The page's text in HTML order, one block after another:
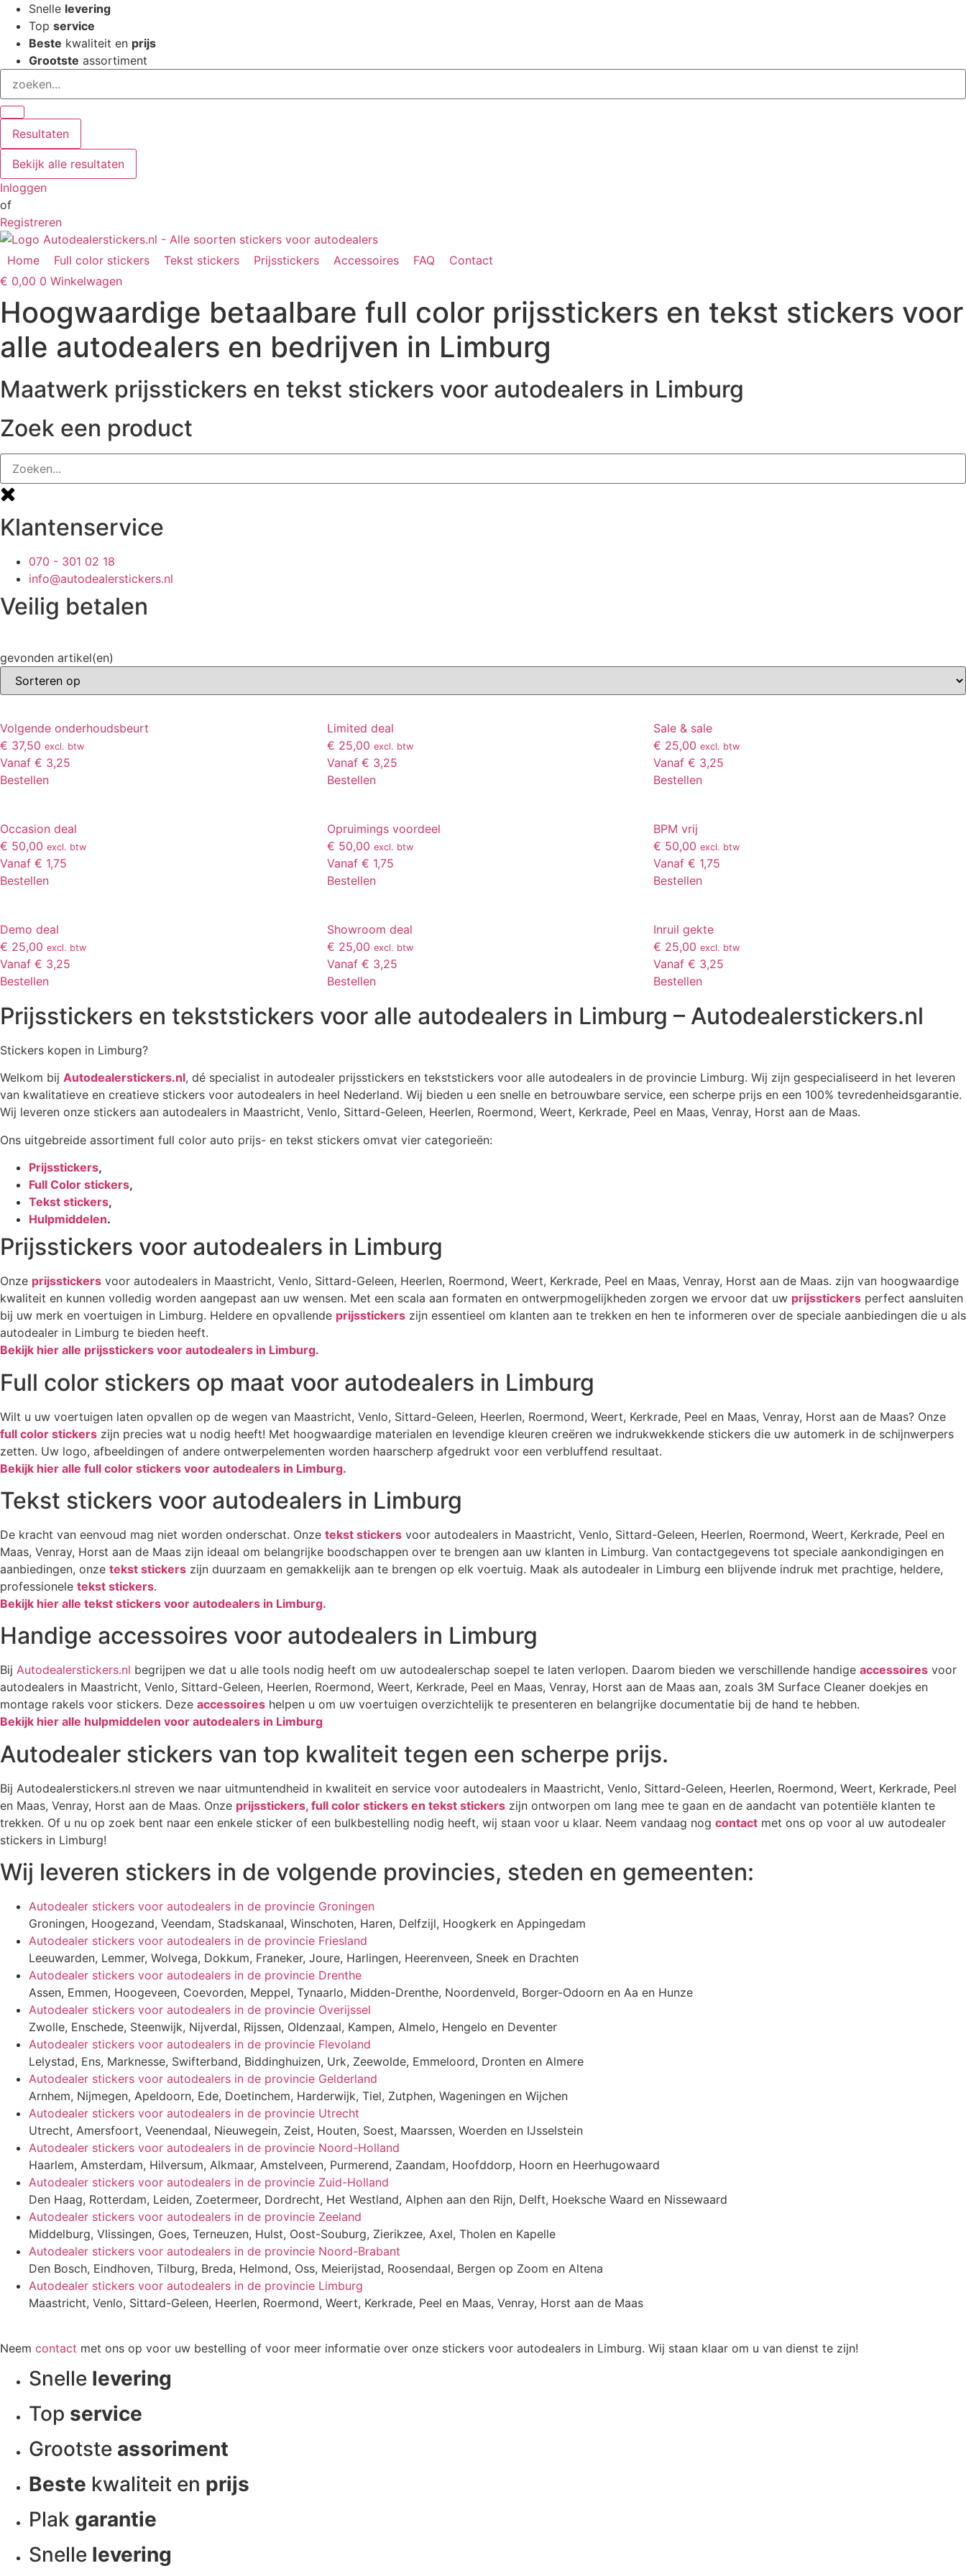
naar
inhoud
Snelle levering
Top service
Beste kwaliteit en prijs
Grootste assortiment
Search
Resultaten
Bekijk alle resultaten
Inloggen
of
Registreren
Home Full color stickers Tekst stickers Prijsstickers Accessoires FAQ
Contact
€ 0,00 0 Winkelwagen
Hoogwaardige betaalbare full color prijsstickers en tekst stickers voor
alle autodealers en bedrijven in Limburg
Maatwerk prijsstickers en tekst stickers voor autodealers in Limburg
Zoek een product
Klantenservice
070 - 301 02 18
info@autodealerstickers.nl
Veilig betalen
gevonden artikel(en)
Volgende onderhoudsbeurt
€ 37,50 excl. btw
Vanaf € 3,25
Bestellen
Limited deal
€ 25,00 excl. btw
Vanaf € 3,25
Bestellen
Sale & sale
€ 25,00excl. btw
Vanaf € 3,25
Bestellen
Occasion deal
€ 50,00 excl. btw
Vanaf € 1,75
Bestellen
Opruimings voordeel
€ 50,00 excl. btw
Vanaf € 1,75
Bestellen
BPM vrij
€ 50,00excl. btw
Vanaf € 1,75
Bestellen
Demo deal
€ 25,00 excl. btw
Vanaf € 3,25
Bestellen
Showroom deal
€ 25,00 excl. btw
Vanaf € 3,25
Bestellen
Inruil gekte
€ 25,00excl. btw
Vanaf € 3,25
Bestellen
Prijsstickers en tekststickers voor alle autodealers in Limburg – Autodealerstickers.nl
Stickers kopen in Limburg?
Welkom bij Autodealerstickers.nl, dé specialist in autodealer prijsstickers en tekststickers voor alle autodealers in de provincie Limburg. Wij zijn gespecialiseerd in het leveren
van kwalitatieve en creatieve stickers voor autodealers in heel Nederland. Wij bieden u een snelle en betrouwbare service, een scherpe prijs en een 100% tevredenheidsgarantie.
Wij leveren onze stickers aan autodealers in Maastricht, Venlo, Sittard-Geleen, Heerlen, Roermond, Weert, Kerkrade, Peel en Maas, Venray, Horst aan de Maas.
Ons uitgebreide assortiment full color auto prijs- en tekst stickers omvat vier categorieën:
Prijsstickers,
Full Color stickers,
Tekst stickers,
Hulpmiddelen.
Prijsstickers voor autodealers in Limburg
Onze prijsstickers voor autodealers in Maastricht, Venlo, Sittard-Geleen, Heerlen, Roermond, Weert, Kerkrade, Peel en Maas, Venray, Horst aan de Maas. zijn van hoogwaardige
kwaliteit en kunnen volledig worden aangepast aan uw wensen. Met een scala aan formaten en ontwerpmogelijkheden zorgen we ervoor dat uw prijsstickers perfect aansluiten
bij uw merk en voertuigen in Limburg. Heldere en opvallende prijsstickers zijn essentieel om klanten aan te trekken en hen te informeren over de speciale aanbiedingen die u als
autodealer in Limburg te bieden heeft.
Bekijk hier alle prijsstickers voor autodealers in Limburg.
Full color stickers op maat voor autodealers in Limburg
Wilt u uw voertuigen laten opvallen op de wegen van Maastricht, Venlo, Sittard-Geleen, Heerlen, Roermond, Weert, Kerkrade, Peel en Maas, Venray, Horst aan de Maas? Onze
full color stickers zijn precies wat u nodig heeft! Met hoogwaardige materialen en levendige kleuren creëren we indrukwekkende stickers die uw automerk in de schijnwerpers
zetten. Uw logo, afbeeldingen of andere ontwerpelementen worden haarscherp afgedrukt voor een verbluffend resultaat.
Bekijk hier alle full color stickers voor autodealers in Limburg.
Tekst stickers voor autodealers in Limburg
De kracht van eenvoud mag niet worden onderschat. Onze tekst stickers voor autodealers in Maastricht, Venlo, Sittard-Geleen, Heerlen, Roermond, Weert, Kerkrade, Peel en
Maas, Venray, Horst aan de Maas zijn ideaal om belangrijke boodschappen over te brengen aan uw klanten in Limburg. Van contactgegevens tot speciale aankondigingen en
aanbiedingen, onze tekst stickers zijn duurzaam en gemakkelijk aan te brengen op elk voertuig. Maak als autodealer in Limburg een blijvende indruk met prachtige, heldere,
professionele tekst stickers.
Bekijk hier alle tekst stickers voor autodealers in Limburg.
Handige accessoires voor autodealers in Limburg
Bij Autodealerstickers.nl begrijpen we dat u alle tools nodig heeft om uw autodealerschap soepel te laten verlopen. Daarom bieden we verschillende handige accessoires voor
autodealers in Maastricht, Venlo, Sittard-Geleen, Heerlen, Roermond, Weert, Kerkrade, Peel en Maas, Venray, Horst aan de Maas aan, zoals 3M Surface Cleaner doekjes en
montage rakels voor stickers. Deze accessoires helpen u om uw voertuigen overzichtelijk te presenteren en belangrijke documentatie bij de hand te hebben.
Bekijk hier alle hulpmiddelen voor autodealers in Limburg
Autodealer stickers van top kwaliteit tegen een scherpe prijs.
Bij Autodealerstickers.nl streven we naar uitmuntendheid in kwaliteit en service voor autodealers in Maastricht, Venlo, Sittard-Geleen, Heerlen, Roermond, Weert, Kerkrade, Peel
en Maas, Venray, Horst aan de Maas. Onze prijsstickers, full color stickers en tekst stickers zijn ontworpen om lang mee te gaan en de aandacht van potentiële klanten te
trekken. Of u nu op zoek bent naar een enkele sticker of een bulkbestelling nodig heeft, wij staan voor u klaar. Neem vandaag nog contact met ons op voor al uw autodealer
stickers in Limburg!
Wij leveren stickers in de volgende provincies, steden en gemeenten:
Autodealer stickers voor autodealers in de provincie Groningen
Groningen, Hoogezand, Veendam, Stadskanaal, Winschoten, Haren, Delfzijl, Hoogkerk en Appingedam
Autodealer stickers voor autodealers in de provincie Friesland
Leeuwarden, Lemmer, Wolvega, Dokkum, Franeker, Joure, Harlingen, Heerenveen, Sneek en Drachten
Autodealer stickers voor autodealers in de provincie Drenthe
Assen, Emmen, Hoogeveen, Coevorden, Meppel, Tynaarlo, Midden-Drenthe, Noordenveld, Borger-Odoorn en Aa en Hunze
Autodealer stickers voor autodealers in de provincie Overijssel
Zwolle, Enschede, Steenwijk, Nijverdal, Rijssen, Oldenzaal, Kampen, Almelo, Hengelo en Deventer
Autodealer stickers voor autodealers in de provincie Flevoland
Lelystad, Ens, Marknesse, Swifterband, Biddinghuizen, Urk, Zeewolde, Emmeloord, Dronten en Almere
Autodealer stickers voor autodealers in de provincie Gelderland
Arnhem, Nijmegen, Apeldoorn, Ede, Doetinchem, Harderwijk, Tiel, Zutphen, Wageningen en Wijchen
Autodealer stickers voor autodealers in de provincie Utrecht
Utrecht, Amersfoort, Veenendaal, Nieuwegein, Zeist, Houten, Soest, Maarssen, Woerden en IJsselstein
Autodealer stickers voor autodealers in de provincie Noord-Holland
Haarlem, Amsterdam, Hilversum, Alkmaar, Amstelveen, Purmerend, Zaandam, Hoofddorp, Hoorn en Heerhugowaard
Autodealer stickers voor autodealers in de provincie Zuid-Holland
Den Haag, Rotterdam, Leiden, Zoetermeer, Dordrecht, Het Westland, Alphen aan den Rijn, Delft, Hoeksche Waard en Nissewaard
Autodealer stickers voor autodealers in de provincie Zeeland
Middelburg, Vlissingen, Goes, Terneuzen, Hulst, Oost-Souburg, Zierikzee, Axel, Tholen en Kapelle
Autodealer stickers voor autodealers in de provincie Noord-Brabant
Den Bosch, Eindhoven, Tilburg, Breda, Helmond, Oss, Meierijstad, Roosendaal, Bergen op Zoom en Altena
Autodealer stickers voor autodealers in de provincie Limburg
Maastricht, Venlo, Sittard-Geleen, Heerlen, Roermond, Weert, Kerkrade, Peel en Maas, Venray, Horst aan de Maas
Neem contact met ons op voor uw bestelling of voor meer informatie over onze stickers voor autodealers in Limburg. Wij staan klaar om u van dienst te zijn!
Snelle levering
Top service
Grootste assoriment
Beste kwaliteit en prijs
Plak garantie
Snelle levering